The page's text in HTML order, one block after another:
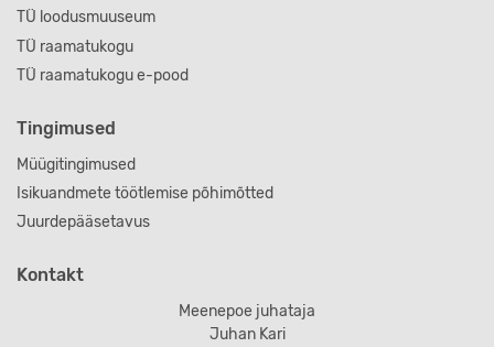
TÜ loodusmuuseum
TÜ raamatukogu
TÜ raamatukogu e-pood
Tingimused
Müügitingimused
Isikuandmete töötlemise põhimõtted
Juurdepääsetavus
Kontakt
Meenepoe juhataja
Juhan Kari